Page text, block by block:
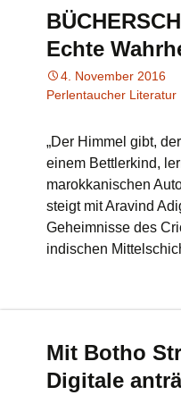
Echte
4. November 2016
Perlentaucher Literatur
„Der Himmel gibt,
einem Bettlerkind,
marokkanischen
steigt mit Aravind
Geheimnisse des
indischen
Mit Botho
Digitale